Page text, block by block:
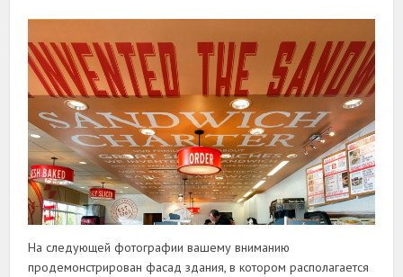
На следующей фотографии вашему вниманию
продемонстрирован фасад здания, в котором располагается